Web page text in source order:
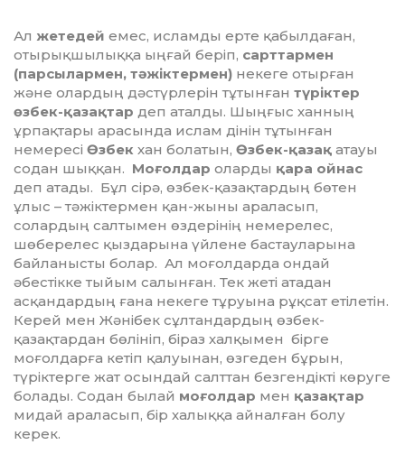
Ал жетедей емес, исламды ерте қабылдаған,
отырықшылыққа ыңғай беріп, сарттармен
(парсылармен, тәжіктермен) некеге отырған
және олардың дәстүрлерін тұтынған түріктер
өзбек-қазақтар деп аталды. Шыңғыс ханның
ұрпақтары арасында ислам дінін тұтынған
немересі Өзбек хан болатын, Өзбек-қазақ атауы
содан шыққан. Моғолдар оларды қара ойнас
деп атады. Бұл сірә, өзбек-қазақтардың бөтен
ұлыс – тәжіктермен қан-жыны араласып,
солардың салтымен өздерінің немерелес,
шөберелес қыздарына үйлене бастауларына
байланысты болар. Ал моғолдарда ондай
әбестікке тыйым салынған. Тек жеті атадан
асқандардың ғана некеге тұруына рұқсат етілетін.
Керей мен Жәнібек сұлтандардың өзбек-
қазақтардан бөлініп, біраз халқымен бірге
моғолдарға кетіп қалуынан, өзгеден бұрын,
түріктерге жат осындай салттан безгендікті көруге
болады. Содан былай моғолдар мен қазақтар
мидай араласып, бір халыққа айналған болу
керек.